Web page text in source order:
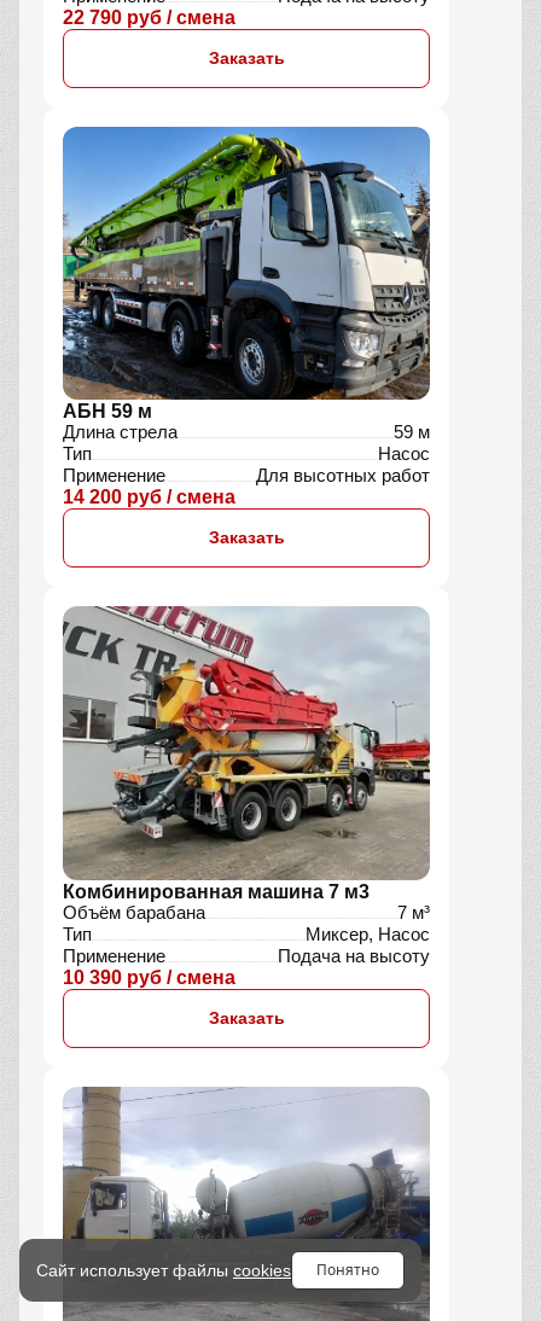
22 790 руб / смена
Заказать
АБН 59 м
Длина стрела
59 м
Тип
Насос
Применение
Для высотных работ
14 200 руб / смена
Заказать
Комбинированная машина 7 м3
Объём барабана
7 м³
Тип
Миксер, Насос
Применение
Подача на высоту
10 390 руб / смена
Заказать
Сайт использует файлы cookies Понятно